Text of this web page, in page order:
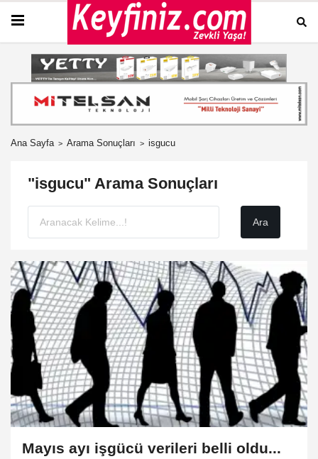
Ana Sayfa Arama Sonuçları isgucu
"isgucu" Arama Sonuçları
Mayıs ayı işgücü verileri belli oldu...